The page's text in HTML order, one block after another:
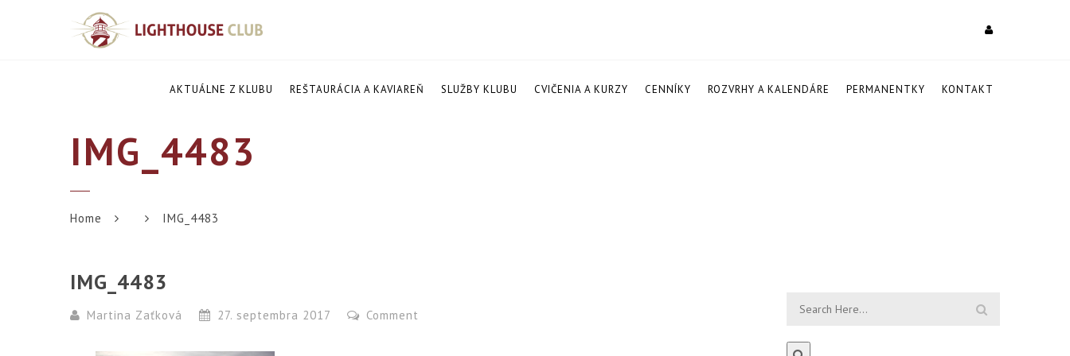
AKTUÁLNE Z KLUBU REŠTAURÁCIA A KAVIAREŇ SLUŽBY KLUBU CVIČENIA A KURZY CENNÍKY ROZVRHY A KALENDÁRE PERMANENTKY KONTAKT
IMG_4483
Home IMG_4483
IMG_4483
Martina Zaťková 27. septembra 2017 Comment